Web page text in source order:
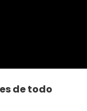
de todo